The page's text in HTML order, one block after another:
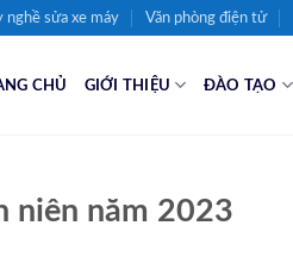
nghề sửa xe máy Văn phòng điện tử
CHỦ GIỚI THIỆU ĐÀO TẠO
niên năm 2023